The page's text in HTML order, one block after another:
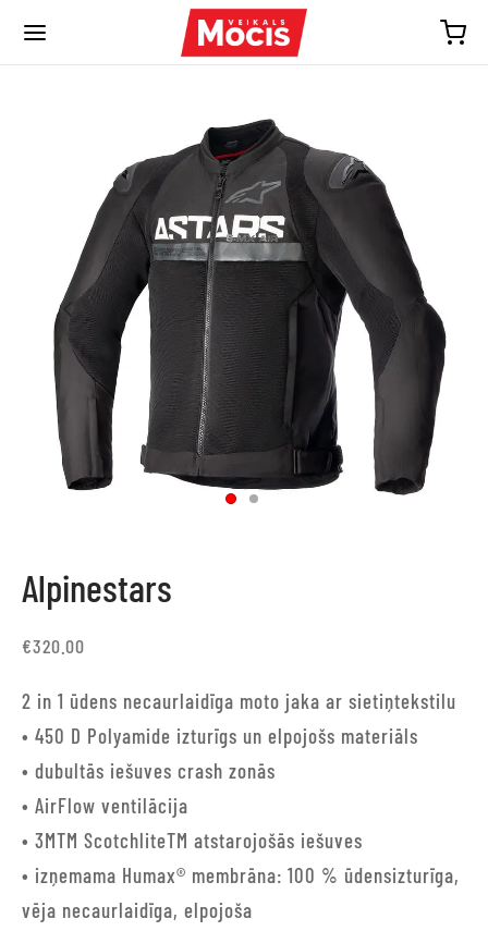
Alpinestars
€320.00
2 in 1 ūdens necaurlaidīga moto jaka ar sietiņtekstilu
• 450 D Polyamide izturīgs un elpojošs materiāls
• dubultās iešuves crash zonās
• AirFlow ventilācija
• 3MTM ScotchliteTM atstarojošās iešuves
• izņemama Humax® membrāna: 100 % ūdensizturīga,
vēja necaurlaidīga, elpojoša